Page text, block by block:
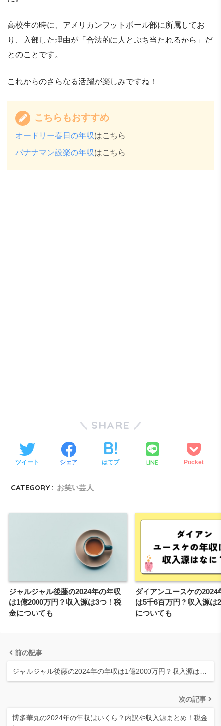
高校生の時に、アメリカンフットボール部に所属してお
り、入部した理由が「合法的に人とぶち当たれるから」だ
とのことです。
これからのさらなる活躍が楽しみですね！
こちらもおすすめ
オードリー春日の年収はこちら
バナナマン設楽の年収はこちら
SHARE
ツイート シェア はてブ LINE Pocket
CATEGORY : お笑い芸人
ジャルジャル後藤の2024年の年収
は1億2000万円？収入源は3つ！税
金についても
ダイアンユースケの2024
は5千6百万円？収入源は
についても
前の記事
ジャルジャル後藤の2024年の年収は1億2000万円？収入源は…
次の記事
博多華丸の2024年の年収はいくら？内訳や収入源まとめ！税金